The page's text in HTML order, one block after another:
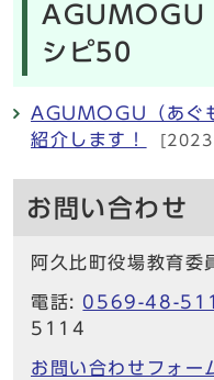
AGUMOGU
シピ50
AGUMOGU（あぐ
紹介します！
[2023
お問い合わせ
阿久比町役場教育委
電話: 0569-48-
5114
お問い合わせフォー